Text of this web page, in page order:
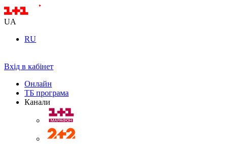
UA
RU
Вхід в кабінет
Онлайн
ТБ програма
Канали